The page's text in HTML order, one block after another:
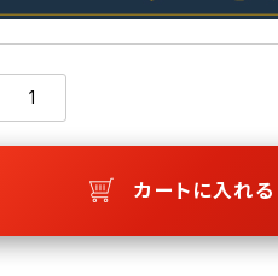
カートに入れる